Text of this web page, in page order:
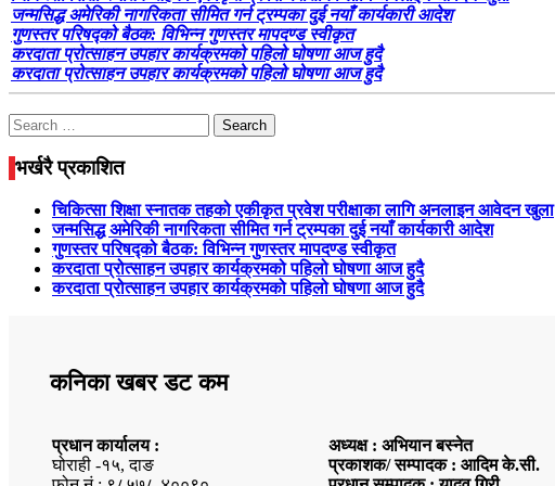
जन्मसिद्ध अमेरिकी नागरिकता सीमित गर्न ट्रम्पका दुई नयाँ कार्यकारी आदेश
गुणस्तर परिषद्को बैठक: विभिन्न गुणस्तर मापदण्ड स्वीकृत
करदाता प्रोत्साहन उपहार कार्यक्रमको पहिलो घोषणा आज हुदै
करदाता प्रोत्साहन उपहार कार्यक्रमको पहिलो घोषणा आज हुदै
Search
for:
भर्खरै प्रकाशित
चिकित्सा शिक्षा स्नातक तहको एकीकृत प्रवेश परीक्षाका लागि अनलाइन आवेदन खुला
जन्मसिद्ध अमेरिकी नागरिकता सीमित गर्न ट्रम्पका दुई नयाँ कार्यकारी आदेश
गुणस्तर परिषद्को बैठक: विभिन्न गुणस्तर मापदण्ड स्वीकृत
करदाता प्रोत्साहन उपहार कार्यक्रमको पहिलो घोषणा आज हुदै
करदाता प्रोत्साहन उपहार कार्यक्रमको पहिलो घोषणा आज हुदै
कनिका खबर डट कम
प्रधान कार्यालय :
घोराही -१५, दाङ
अध्यक्ष : अभियान बस्नेत
प्रकाशक/ सम्पादक : आदिम के.सी.